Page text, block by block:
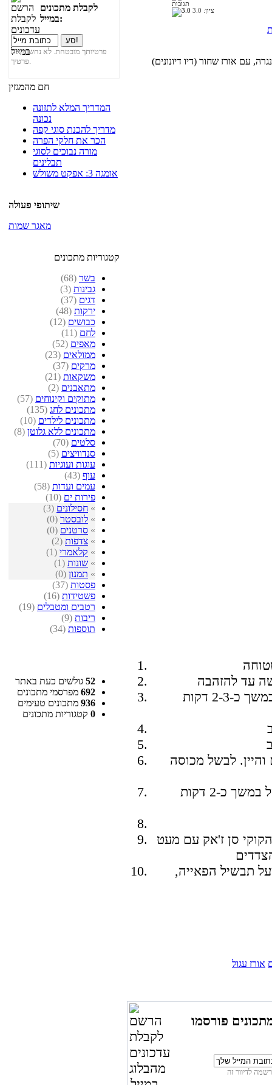
לקבלת מתכונים
במייל:
פרטיותך מובטחת. לא נחשוף את
פרטיך.
חם מהמגזין
המדריך המלא לתזונה
נכונה
מדריך להכנת סוגי קפה
הכר את חלקי הפרה
מורה נבוכים לסוגי
תבלינים
אומגה 3: אפקט משולש
שיתופי פעולה
מאגר שמות
קטגוריות מתכונים
בשר (68)
גבינות (3)
דגים (37)
ירקות (48)
כבושים (12)
לחם (11)
מאפים (52)
ממולאים (23)
מרקים (37)
משקאות (21)
מתאבנים (2)
מתוקים וקינוחים (57)
מתכונים לחג (135)
מתכונים לילדים (10)
מתכונים ללא גלוטן (8)
סלטים (70)
סנדוויצים (5)
עוגות ועוגיות (111)
עוף (43)
עמים ועדות (58)
פירות ים (10)
» חסילונים (3)
» לובסטר (0)
» סרטנים (0)
» צדפות (2)
» קלאמרי (1)
» שונות (1)
» תמנון (0)
פסטות (37)
פשטידות (16)
רטבים ומטבלים (19)
ריבות (9)
תוספות (34)
52 גולשים כעת באתר
692 מפרסמי מתכונים
936 מתכונים טעימים
0 קטגוריות מתכונים
תגובות
ציון: 3.0
עם אורז שחור (דיו דיונונים)
להוסיף את הסרטנים והפטריות ולטגן במשך כ-2-3 דקות
לבשל מכוסה
להוסיף את הקלמארי והבזיליקום ולבשל במשך כ-2 דקות
סן ז'אק עם מעט
תבשיל הפאייה,
אורז עגול
פורסמו